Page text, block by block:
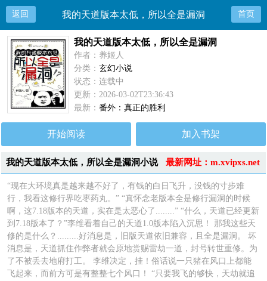
返回 我的天道版本太低，所以全是漏洞 首页
我的天道版本太低，所以全是漏洞
作者：养姬人
分类：玄幻小说
状态：连载中
更新：2026-03-02T23:36:43
最新：番外：真正的胜利
开始阅读 加入书架
最新网址：m.xvipxs.net
我的天道版本太低，所以全是漏洞小说
简介
“现在大环境真是越来越不好了，有钱的白日飞升，没钱的寸步难
行，我看这修行界吃枣药丸。” “真怀念老版本全是修行漏洞的时候
啊，这7.18版本的天道，实在是太恶心了........” “什么，天道已经更新
到7.18版本了？”李维看着自己的天道1.0版本陷入沉思！ 那我这些天
修的是什么？.........好消息是，旧版天道依旧兼容，且全是漏洞。 坏
消息是，天道抓住作弊者就会原地赏赐雷劫一道，封号转世重修。为
了不被丢去地府打工。 李维决定，挂！俗话说一只猪在风口上都能
飞起来，而前方可是有整整七个风口！ “只要我飞的够快，天劫就追